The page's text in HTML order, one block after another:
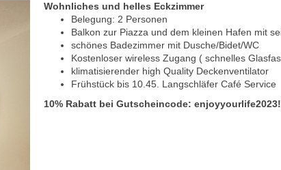
Wohnliches und helles Eckzimmer
Belegung: 2 Personen
Balkon zur Piazza und dem kleinen Hafen mit
schönes Badezimmer mit Dusche/Bidet/WC
Kostenloser wireless Zugang ( schnelles
klimatisierender high Quality Deckenventilator
Frühstück bis 10.45. Langschläfer Café Service
10% Rabatt bei Gutscheincode: enjoyyourlife2023!